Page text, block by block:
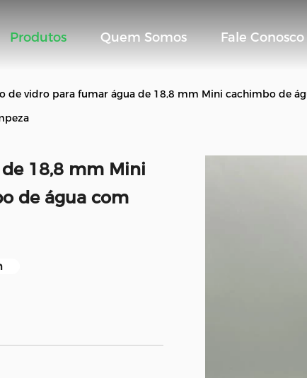
Produtos Quem Somos Fale Conosco
de vidro para fumar água de 18,8 mm Mini cachimbo de
18,8 mm Mini
de água com